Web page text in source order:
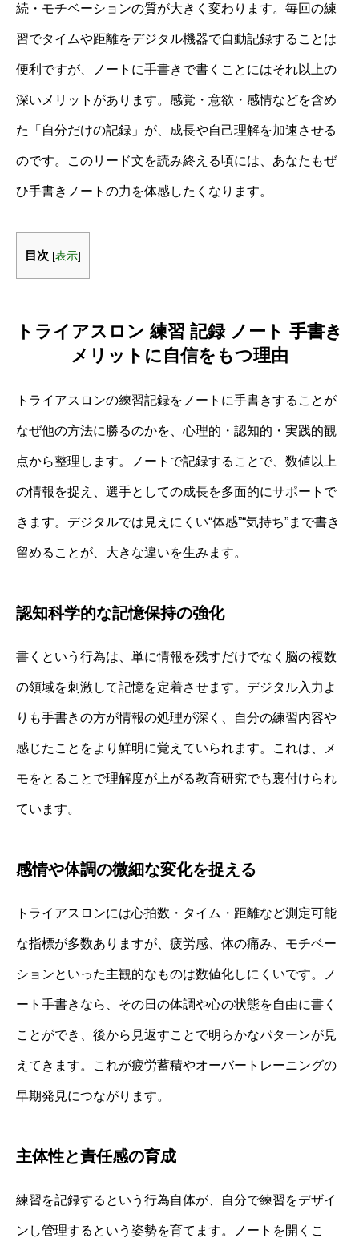
続・モチベーションの質が大きく変わります。毎回の練
習でタイムや距離をデジタル機器で自動記録することは
便利ですが、ノートに手書きで書くことにはそれ以上の
深いメリットがあります。感覚・意欲・感情などを含め
た「自分だけの記録」が、成長や自己理解を加速させる
のです。このリード文を読み終える頃には、あなたもぜ
ひ手書きノートの力を体感したくなります。
目次 [表示]
トライアスロン 練習 記録 ノート 手書き
メリットに自信をもつ理由
トライアスロンの練習記録をノートに手書きすることが
なぜ他の方法に勝るのかを、心理的・認知的・実践的観
点から整理します。ノートで記録することで、数値以上
の情報を捉え、選手としての成長を多面的にサポートで
きます。デジタルでは見えにくい“体感”“気持ち”まで書き
留めることが、大きな違いを生みます。
認知科学的な記憶保持の強化
書くという行為は、単に情報を残すだけでなく脳の複数
の領域を刺激して記憶を定着させます。デジタル入力よ
りも手書きの方が情報の処理が深く、自分の練習内容や
感じたことをより鮮明に覚えていられます。これは、メ
モをとることで理解度が上がる教育研究でも裏付けられ
ています。
感情や体調の微細な変化を捉える
トライアスロンには心拍数・タイム・距離など測定可能
な指標が多数ありますが、疲労感、体の痛み、モチベー
ションといった主観的なものは数値化しにくいです。ノ
ート手書きなら、その日の体調や心の状態を自由に書く
ことができ、後から見返すことで明らかなパターンが見
えてきます。これが疲労蓄積やオーバートレーニングの
早期発見につながります。
主体性と責任感の育成
練習を記録するという行為自体が、自分で練習をデザイ
ンし管理するという姿勢を育てます。ノートを開くこ